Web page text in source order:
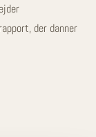
der danner